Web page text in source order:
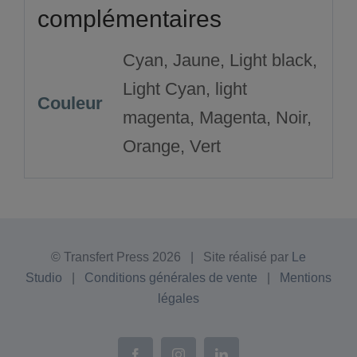
complémentaires
Couleur
Cyan, Jaune, Light black,
Light Cyan, light
magenta, Magenta, Noir,
Orange, Vert
© Transfert Press 2026 | Site réalisé par
Le
Studio
Conditions générales de vente
Mentions
légales